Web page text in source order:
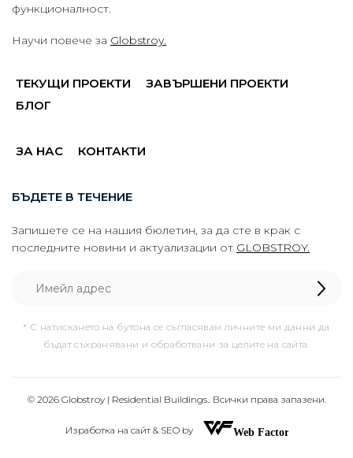
функционалност.
Научи повече за Globstroy.
ТЕКУЩИ ПРОЕКТИ
ЗАВЪРШЕНИ ПРОЕКТИ
БЛОГ
ЗА НАС КОНТАКТИ
БЪДЕТЕ В ТЕЧЕНИЕ
Запишете се на нашия бюлетин, за да сте в крак с
последните новини и актуализации от GLOBSTROY.
* С натискането на бутона се съгласявам личните ми данни да
бъдат съхранявани и обработвани за целите на сайта.
© 2026 Globstroy | Residential Buildings.. Всички права запазени.
Изработка на сайт & SEO by